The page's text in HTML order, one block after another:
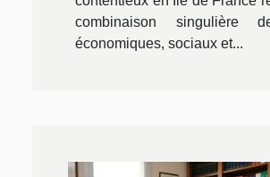
combinaison singulière
économiques, sociaux et...